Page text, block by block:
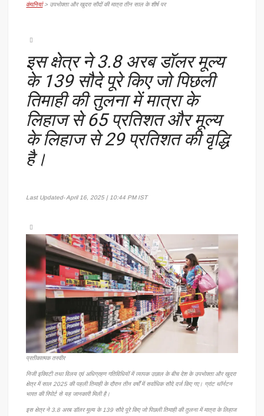
कंपनियां> उपभोक्ता और खुदरा सौदों की मात्रा तीन साल के शीर्ष पर
इस क्षेत्र ने 3.8 अरब डॉलर मूल्य
के 139 सौदे पूरे किए जो पिछली
तिमाही की तुलना में मात्रा के
लिहाज से 65 प्रतिशत और मूल्य
के लिहाज से 29 प्रतिशत की वृद्धि
है।
Last Updated- April 16, 2025 | 10:44 PM IST
प्रतीकात्मक तस्वीर
निजी इक्विटी तथा विलय एवं अधिग्रहण गतिविधियों में व्यापक उछाल के बीच देश के उपभोक्ता और खुदरा
क्षेत्र में साल 2025 की पहली तिमाही के दौरान तीन वर्षों में सर्वाधिक सौदे दर्ज किए गए। ग्रांट थॉर्नटन
भारत की रिपोर्ट से यह जानकारी मिली है।
इस क्षेत्र ने 3.8 अरब डॉलर मूल्य के 139 सौदे पूरे किए जो पिछली तिमाही की तुलना में मात्रा के लिहाज